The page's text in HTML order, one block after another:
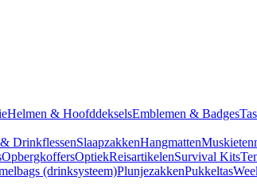
Helmen & HoofddekselsEmblemen & Badges
DrinkflessenSlaapzakkenHangmatten
OpbergkoffersOptiekReisartikelenSurvival Kits
(drinksysteem)PlunjezakkenPukkeltas